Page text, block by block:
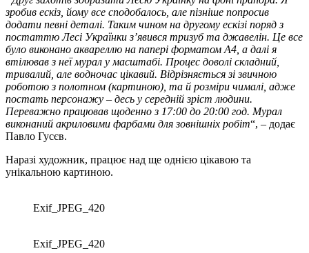
зробив ескіз, йому все сподобалось, але пізніше попросив
додати певні деталі. Таким чином на другому ескізі поряд з
постаттю Лесі Українки з’явився тризуб та джавелін. Це все
було виконано аквареллю на папері форматом А4, а далі я
втілював з неї мурал у масштабі. Процес доволі складний,
тривалий, але водночас цікавий. Відрізняється зі звичною
роботою з полотном (картиною), та й розміри чималі, адже
постать персонажу – десь у середній зріст людини.
Переважно працював щоденно з 17:00 до 20:00 год. Мурал
виконаний акриловими фарбами для зовнішніх робіт“, – додає
Павло Гусєв.
Наразі художник, працює над ще однією цікавою та
унікальною картиною.
Exif_JPEG_420
Exif_JPEG_420